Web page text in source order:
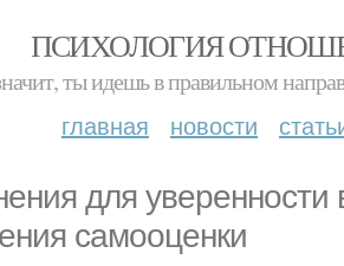
ПСИХОЛОГИЯ
ты идешь в правильном
главная новости
для
самооценки